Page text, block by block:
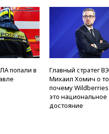
попали в
Главный стратег
Михаил Хомич о
почему
это национальное
достояние